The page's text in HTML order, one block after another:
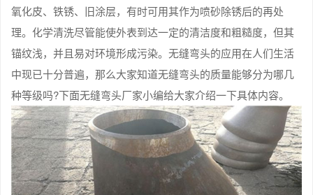
氧化皮、铁锈、旧涂层，有时可用其作为喷砂除锈后的再处
理。化学清洗尽管能使外表到达一定的清洁度和粗糙度，但其
锚纹浅，并且易对环境形成污染。无缝弯头的应用在人们生活
中现已十分普遍，那么大家知道无缝弯头的质量能够分为哪几
种等级吗?下面无缝弯头厂家小编给大家介绍一下具体内容。